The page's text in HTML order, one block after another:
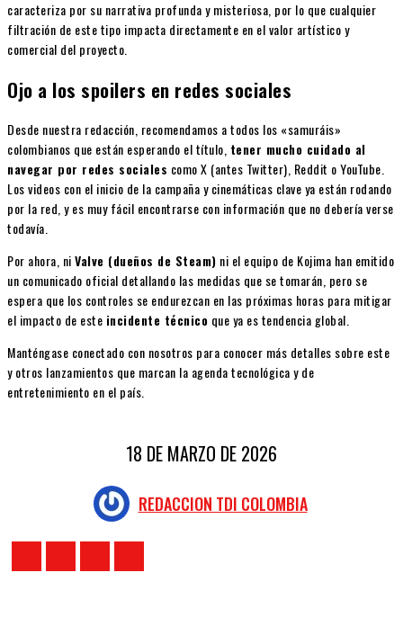
caracteriza por su narrativa profunda y misteriosa, por lo que cualquier
filtración de este tipo impacta directamente en el valor artístico y
comercial del proyecto.
Ojo a los spoilers en redes sociales
Desde nuestra redacción, recomendamos a todos los «samuráis»
colombianos que están esperando el título, tener mucho cuidado al
navegar por redes sociales como X (antes Twitter), Reddit o YouTube.
Los videos con el inicio de la campaña y cinemáticas clave ya están rodando
por la red, y es muy fácil encontrarse con información que no debería verse
todavía.
Por ahora, niValve (dueños de Steam) ni el equipo de Kojima han emitido
un comunicado oficial detallando las medidas que se tomarán, pero se
espera que los controles se endurezcan en las próximas horas para mitigar
el impacto de este incidente técnico que ya es tendencia global.
Manténgase conectado con nosotros para conocer más detalles sobre este
y otros lanzamientos que marcan la agenda tecnológica y de
entretenimiento en el país.
18 DE MARZO DE 2026
REDACCION TDI COLOMBIA